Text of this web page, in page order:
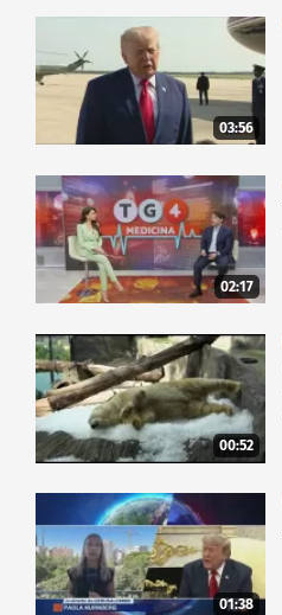
03:56
02:17
00:52
01:38